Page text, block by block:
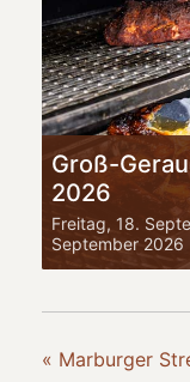
Groß-
2026
Freitag, 18.
September 2026
« Marburger